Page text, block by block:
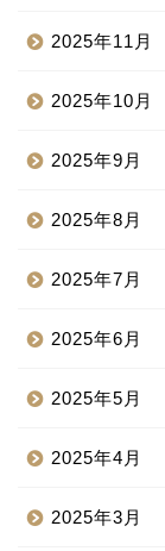
2025年11月
2025年10月
2025年9月
2025年8月
2025年7月
2025年6月
2025年5月
2025年4月
2025年3月